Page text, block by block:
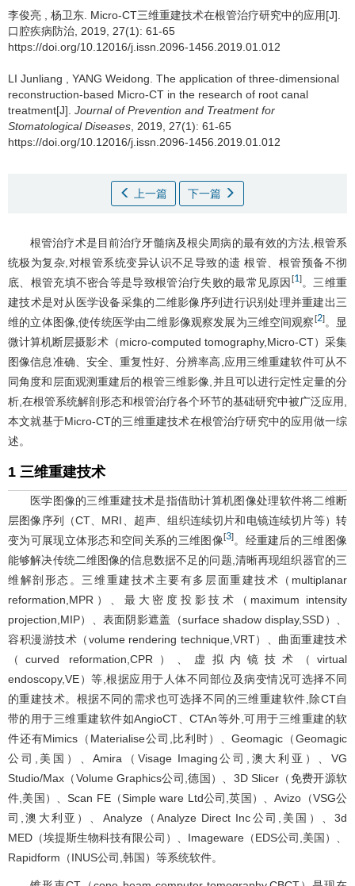
李俊亮 杨卫东 Micro-CT三维重建技术在根管治疗研究中的应用[J].
口腔疾病防治, 2019, 27(1): 61-65
https://doi.org/10.12016/j.issn.2096-1456.2019.01.012
LI Junliang YANG Weidong The application of three-dimensional
reconstruction-based Micro-CT in the research of root canal
treatment[J]. Journal of Prevention and Treatment for
Stomatological Diseases , 2019, 27(1): 61-65
https://doi.org/10.12016/j.issn.2096-1456.2019.01.012
上一篇 下一篇
根管治疗术是目前治疗牙髓病及根尖周病的最有效的方法,根管系
统极为复杂,对根管系统变异认识不足导致的遗 根管、根管预备不彻
底、根管充填不密合等是导致根管治疗失败的最常见原因 [1]。三维重
建技术是对从医学设备采集的二维影像序列进行识别处理并重建出三
维的立体图像,使传统医学由二维影像观察发展为三维空间观察 [2]。显
微计算机断层摄影术（micro-computed tomography,Micro-CT）采集
图像信息准确、安全、重复性好、分辨率高,应用三维重建软件可从不
同角度和层面观测重建后的根管三维影像,并且可以进行定性定量的分
析,在根管系统解剖形态和根管治疗各个环节的基础研究中被广泛应用,
本文就基于Micro-CT的三维重建技术在根管治疗研究中的应用做一综
述。
1 三维重建技术
医学图像的三维重建技术是指借助计算机图像处理软件将二维断
层图像序列（CT、MRI、超声、组织连续切片和电镜连续切片等）转
变为可展现立体形态和空间关系的三维图像[3]。经重建后的三维图像
能够解决传统二维图像的信息数据不足的问题,清晰再现组织器官的三
维解剖形态。三维重建技术主要有多层面重建技术（multiplanar
reformation,MPR）、最大密度投影技术（maximum intensity
projection,MIP）、表面阴影遮盖（surface shadow display,SSD）、
容积漫游技术（volume rendering technique,VRT）、曲面重建技术
（curved reformation,CPR）、虚拟内镜技术（virtual
endoscopy,VE）等,根据应用于人体不同部位及病变情况可选择不同
的重建技术。根据不同的需求也可选择不同的三维重建软件,除CT自
带的用于三维重建软件如AngioCT、CTAn等外,可用于三维重建的软
件还有Mimics（Materialise公司,比利时）、Geomagic（Geomagic
公司,美国）、Amira（Visage Imaging公司,澳大利亚）、VG
Studio/Max（Volume Graphics公司,德国）、3D Slicer（免费开源软
件,美国）、Scan FE（Simple ware Ltd公司,英国）、Avizo（VSG公
司,澳大利亚）、Analyze（Analyze Direct Inc公司,美国）、3d
MED（埃提斯生物科技有限公司）、Imageware（EDS公司,美国）、
Rapidform（INUS公司,韩国）等系统软件。